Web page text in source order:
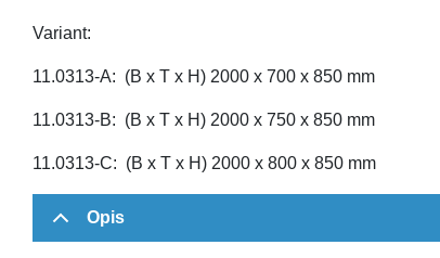
Variant:
11.0313-A: (B x T x H) 2000 x 700 x 850 mm
11.0313-B: (B x T x H) 2000 x 750 x 850 mm
11.0313-C: (B x T x H) 2000 x 800 x 850 mm
Opis